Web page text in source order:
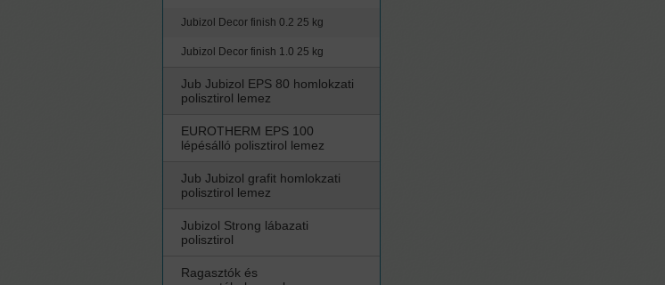
Jubizol Decor finish 0.2 25 kg
Jubizol Decor finish 1.0 25 kg
Jub Jubizol EPS 80 homlokzati
polisztirol lemez
EUROTHERM EPS 100
lépésálló polisztirol lemez
Jub Jubizol grafit homlokzati
polisztirol lemez
Jubizol Strong lábazati
polisztirol
Ragasztók és